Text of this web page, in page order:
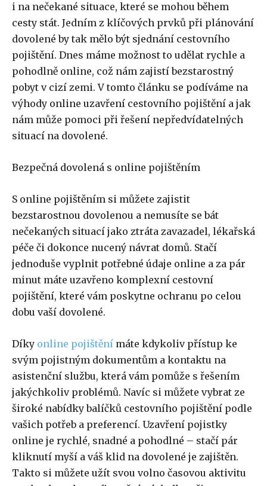
i na nečekané situace, které se mohou během
cesty stát. Jedním z klíčových prvků při plánování
dovolené by tak mělo být sjednání cestovního
pojištění. Dnes máme možnost to udělat rychle a
pohodlně online, což nám zajistí bezstarostný
pobyt v cizí zemi. V tomto článku se podíváme na
výhody online uzavření cestovního pojištění a jak
nám může pomoci při řešení nepředvídatelných
situací na dovolené.
Bezpečná dovolená s online pojištěním
S online pojištěním si můžete zajistit
bezstarostnou dovolenou a nemusíte se bát
nečekaných situací jako ztráta zavazadel, lékařská
péče či dokonce nucený návrat domů. Stačí
jednoduše vyplnit potřebné údaje online a za pár
minut máte uzavřeno komplexní cestovní
pojištění, které vám poskytne ochranu po celou
dobu vaší dovolené.
Díky online pojištění máte kdykoliv přístup ke
svým pojistným dokumentům a kontaktu na
asistenční službu, která vám pomůže s řešením
jakýchkoliv problémů. Navíc si můžete vybrat ze
široké nabídky balíčků cestovního pojištění podle
vašich potřeb a preferencí. Uzavření pojistky
online je rychlé, snadné a pohodlné – stačí pár
kliknutí myší a váš klid na dovolené je zajištěn.
Takto si můžete užít svou volno časovou aktivitu